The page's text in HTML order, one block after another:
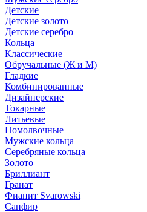
Детские
Детские золото
Детские серебро
Кольца
Классические
Обручальные (Ж и М)
Гладкие
Комбинированные
Дизайнерские
Токарные
Литьевые
Помолвочные
Мужские кольца
Серебряные кольца
Золото
Бриллиант
Гранат
Фианит Svarowski
Сапфир